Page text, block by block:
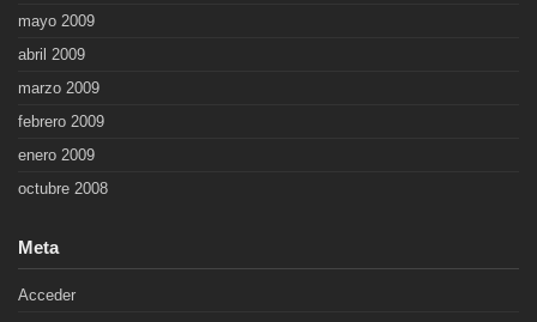
mayo 2009
abril 2009
marzo 2009
febrero 2009
enero 2009
octubre 2008
Meta
Acceder